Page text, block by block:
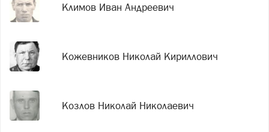
Климов Иван Андреевич
Кожевников Николай Кириллович
Козлов Николай Николаевич